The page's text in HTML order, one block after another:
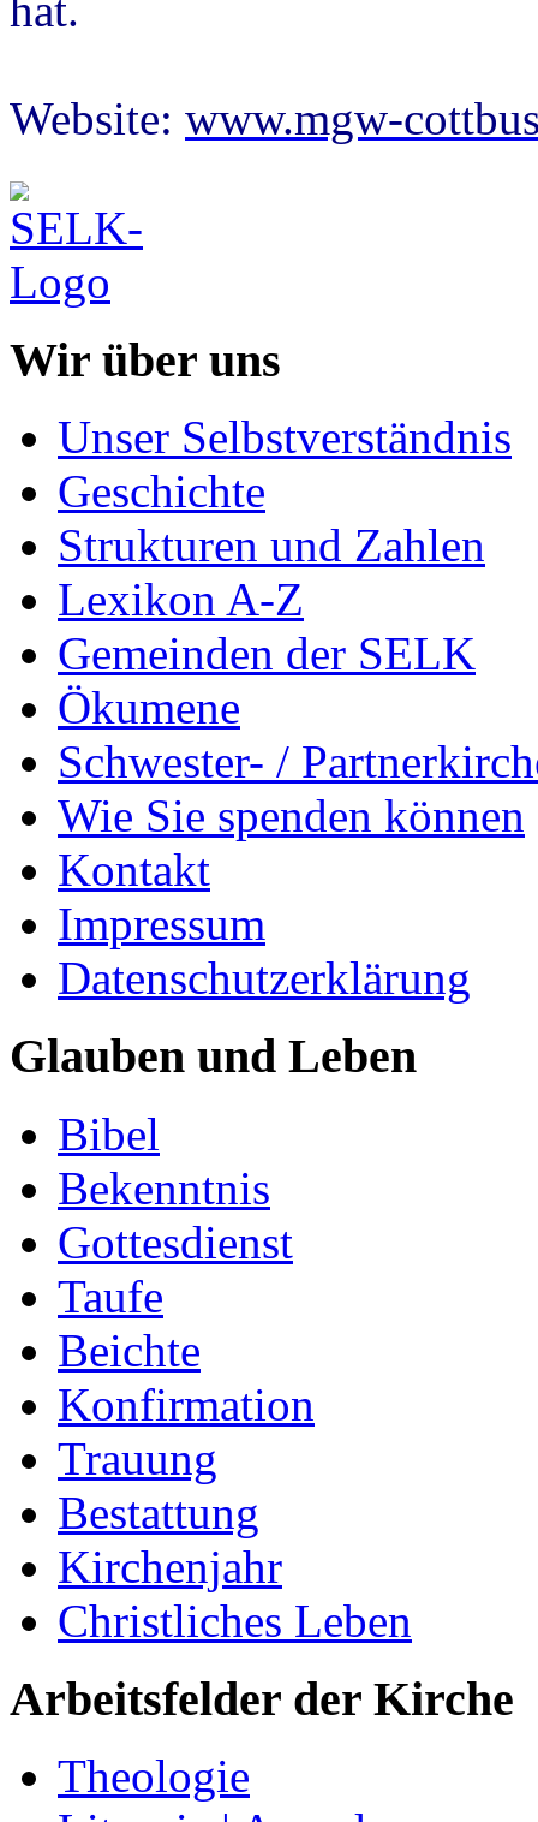
Website: www.mgw-
Wir über uns
Unser Selbstverständnis
Geschichte
Strukturen und Zahlen
Lexikon A-Z
Gemeinden der SELK
Ökumene
Schwester- /
Wie Sie spenden können
Kontakt
Impressum
Datenschutzerklärung
Glauben und Leben
Bibel
Bekenntnis
Gottesdienst
Taufe
Beichte
Konfirmation
Trauung
Bestattung
Kirchenjahr
Christliches Leben
Arbeitsfelder der Kirche
Theologie